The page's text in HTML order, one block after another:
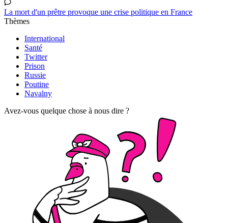
La mort d'un prêtre provoque une crise politique en France
Thèmes
International
Santé
Twitter
Prison
Russie
Poutine
Navalny
Avez-vous quelque chose à nous dire ?